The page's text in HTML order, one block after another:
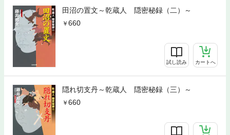
田沼の置文～乾蔵人 隠密秘録（二）～
660
試し読み カートへ
隠れ切支丹～乾蔵人 隠密秘録（三）～
660